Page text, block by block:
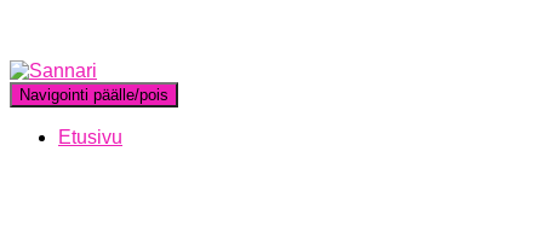
Navigointi päälle/pois
Etusivu